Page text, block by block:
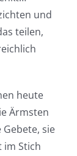
und
teilen,
heute
Ärmsten
sie
im Stich